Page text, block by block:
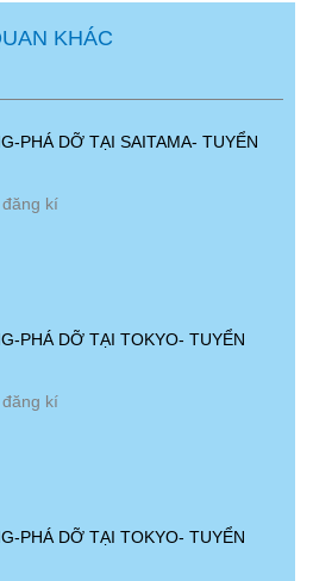
KHÁC
PHÁ DỠ TẠI SAITAMA- TUYỂN
kí
PHÁ DỠ TẠI TOKYO- TUYỂN
kí
PHÁ DỠ TẠI TOKYO- TUYỂN